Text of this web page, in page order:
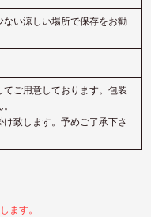
い涼しい場所で保存をお勧
ご用意しております。包装
致します。予めご了承下さ
ます。